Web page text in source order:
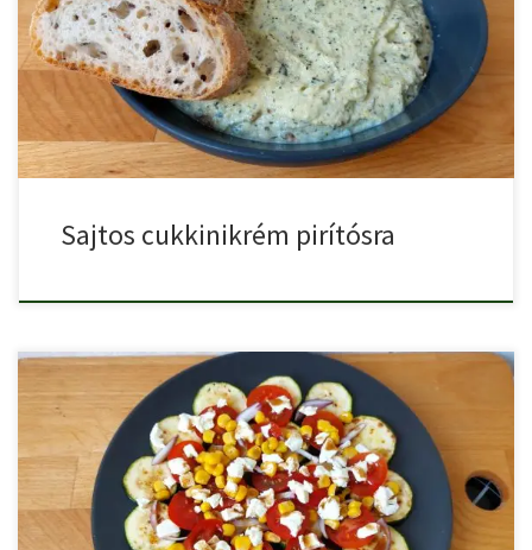
Sajtos cukkinikrém pirítósra egy finom, könnyed cukkinis recept. A
bazsalikomos […]
Sajtos cukkinikrém pirítósra
Sült cukkinisaláta fetával, lilahagymával, paradicsommal,
kukoricával. Egy látványos, könnyed saláta, […]